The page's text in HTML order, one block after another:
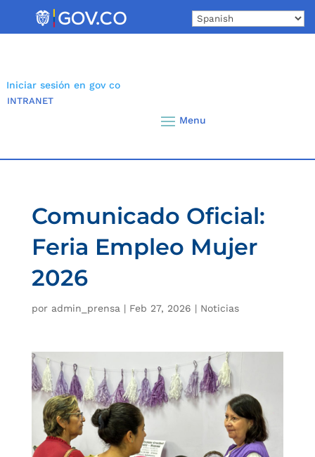
Iniciar sesión en gov co
INTRANET
Comunicado Oficial:
Feria Empleo Mujer
2026
por admin_prensa | Feb 27, 2026 | Noticias